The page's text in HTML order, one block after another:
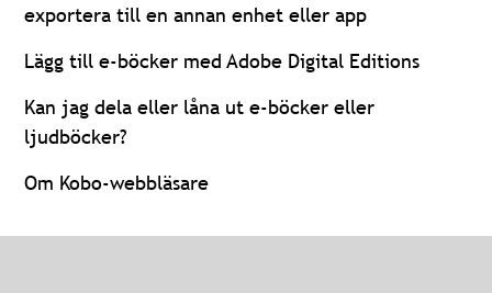
exportera till en annan enhet eller app
Lägg till e-böcker med Adobe Digital Editions
Kan jag dela eller låna ut e-böcker eller
ljudböcker?
Om Kobo-webbläsare